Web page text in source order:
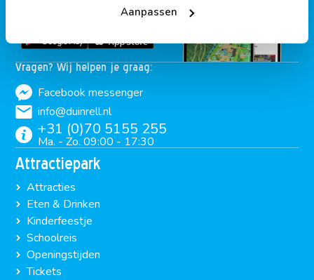
Aanpassen
Vragen? Wij helpen je graag:
Facebook messenger
info@duinrell.nl
+31 (0)70 5155 255
Ma. - Zo. 09:00 - 17:30
Attractiepark
Attracties
Eten & Drinken
Kinderfeestje
Schoolreis
Openingstijden
Tickets